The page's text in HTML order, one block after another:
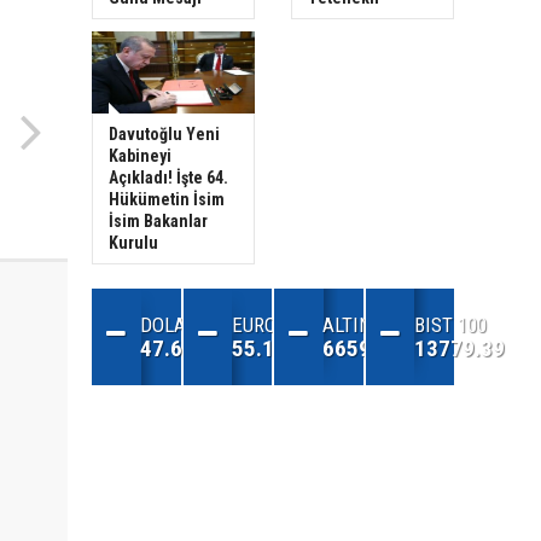
Davutoğlu Yeni
Kabineyi
Açıkladı! İşte 64.
Hükümetin İsim
İsim Bakanlar
Kurulu
DOLAR
47.68
EURO
55.13
ALTIN
6659.71
BIST 100
13779.39